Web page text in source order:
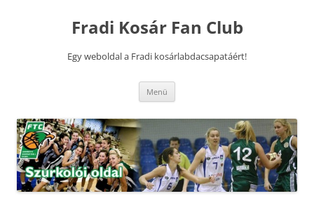
Fradi Kosár Fan Club
Egy weboldal a Fradi kosárlabdacsapatáért!
Menü